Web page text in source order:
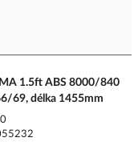
1.5ft ABS 8000/840
69, délka 1455mm